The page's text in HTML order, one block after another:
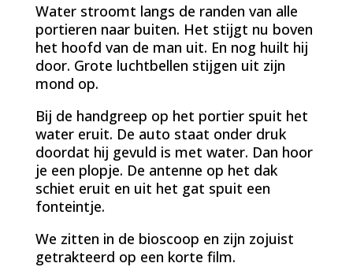
Water stroomt langs de randen van alle
portieren naar buiten. Het stijgt nu boven
het hoofd van de man uit. En nog huilt hij
door. Grote luchtbellen stijgen uit zijn
mond op.
Bij de handgreep op het portier spuit het
water eruit. De auto staat onder druk
doordat hij gevuld is met water. Dan hoor
je een plopje. De antenne op het dak
schiet eruit en uit het gat spuit een
fonteintje.
We zitten in de bioscoop en zijn zojuist
getrakteerd op een korte film.